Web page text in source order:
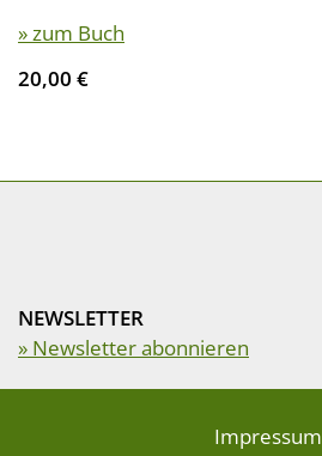
» zum Buch
20,00 €
NEWSLETTER
» Newsletter abonnieren
Impressum